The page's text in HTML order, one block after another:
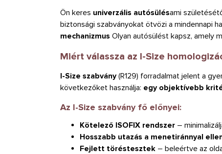
Ön keres univerzális autósülésami
biztonsági szabványokat ötvözi a mindennapi
mechanizmus Olyan autósülést kapsz, amely
Miért válassza az I-Size
I-Size szabvány (R129) forradalmat jelent a
következőket használja: egy objektívebb
Az I-Size szabvány fő előnyei:
Kötelező ISOFIX rendszer –
Hosszabb utazás a menetiránnyal
Fejlett töréstesztek – beleértve az